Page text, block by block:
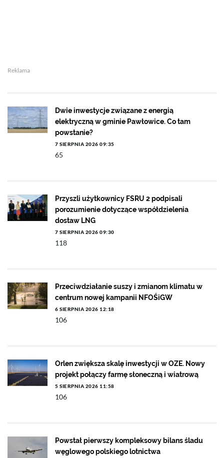
Reklama
Dwie inwestycje związane z energią
elektryczną w gminie Pawłowice. Co tam
powstanie?
7 SIERPNIA 2026 09:35
65
Przyszli użytkownicy FSRU 2 podpisali
porozumienie dotyczące współdzielenia
dostaw LNG
7 SIERPNIA 2026 09:30
118
Przeciwdziałanie suszy i zmianom klimatu w
centrum nowej kampanii NFOŚiGW
6 SIERPNIA 2026 12:18
106
Orlen zwiększa skalę inwestycji w OZE. Nowy
projekt połączy farmę słoneczną i wiatrową
5 SIERPNIA 2026 11:58
106
Powstał pierwszy kompleksowy bilans śladu
węglowego polskiego lotnictwa